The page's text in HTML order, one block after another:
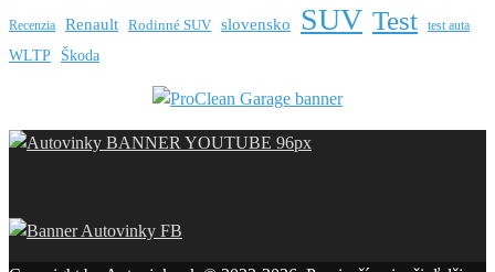
Recenzia Renault Rodinné SUV slovensko SUV Test test auta
WLTP Škoda